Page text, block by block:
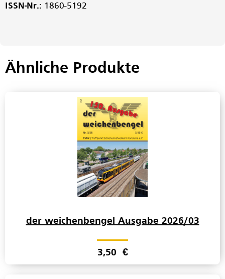
ISSN-Nr.: 1860-5192
Ähnliche Produkte
der weichenbengel Ausgabe 2026/03
3,50 €